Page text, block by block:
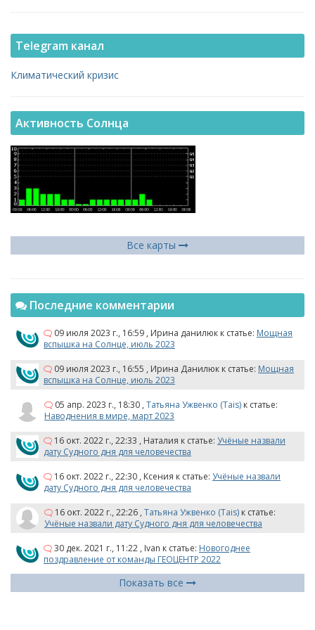
Telegram канал
Климатический кризис
Активность Солнца
Все карты
Последние комментарии
09 июля 2023 г., 16:59 , Ирина данилюк к статье: Мощная
вспышка на Солнце, июль 2023
09 июля 2023 г., 16:55 , Ирина Данилюк к статье: Мощная
вспышка на Солнце, июль 2023
05 апр. 2023 г., 18:30 , Татьяна Ужвенко (Tais) к статье:
Наводнения в мире, март 2023
16 окт. 2022 г., 22:33 , Наталия к статье: Учёные назвали
дату Судного дня для человечества
16 окт. 2022 г., 22:30 , Ксения к статье: Учёные назвали
дату Судного дня для человечества
16 окт. 2022 г., 22:26 , Татьяна Ужвенко (Tais) к статье:
Учёные назвали дату Судного дня для человечества
30 дек. 2021 г., 11:22 , Ivan к статье: Новогоднее
поздравление от команды ГЕОЦЕНТР 2022
Показать все